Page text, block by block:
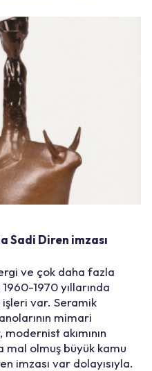
Sadi Diren imzası
ve çok daha fazla
1970 yıllarında
var. Seramik
mimari
modernist akımının
mal olmuş büyük kamu
imzası var dolayısıyla.